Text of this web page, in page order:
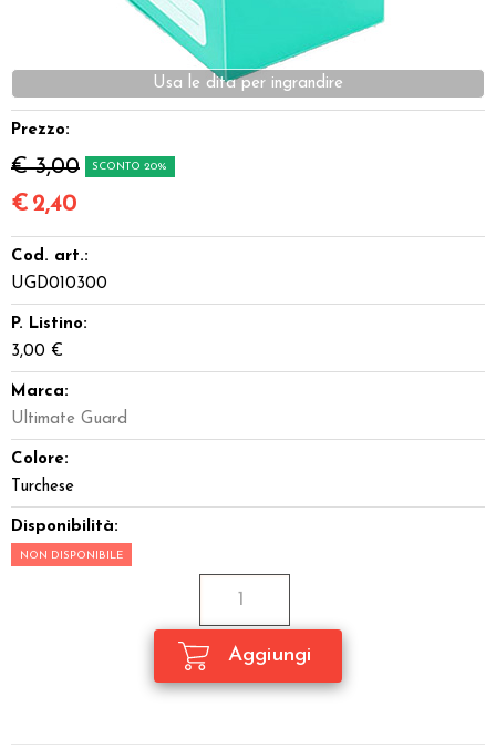
Giocattoli e Gadget
Offerte del Dragone
Prezzo:
€ 3,00 SCONTO 20%
€ 2,40
Cod. art.:
UGD010300
P. Listino:
3,00 €
Marca:
Ultimate Guard
Colore:
Turchese
Disponibilità:
NON DISPONIBILE